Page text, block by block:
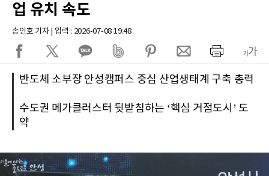
업 유치 속도
송인호 기자 | 입력 : 2026-07-08 19:48
반도체 소부장 안성캠퍼스 중심 산업생태계 구축 총력
수도권 메가클러스터 뒷받침하는 ‘핵심 거점도시’ 도
약